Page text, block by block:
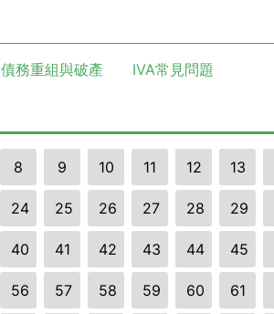
債務重組與破產
IVA常見問題
8 9 10 11 12 13
24 25 26 27 28 29
40 41 42 43 44 45
56 57 58 59 60 61